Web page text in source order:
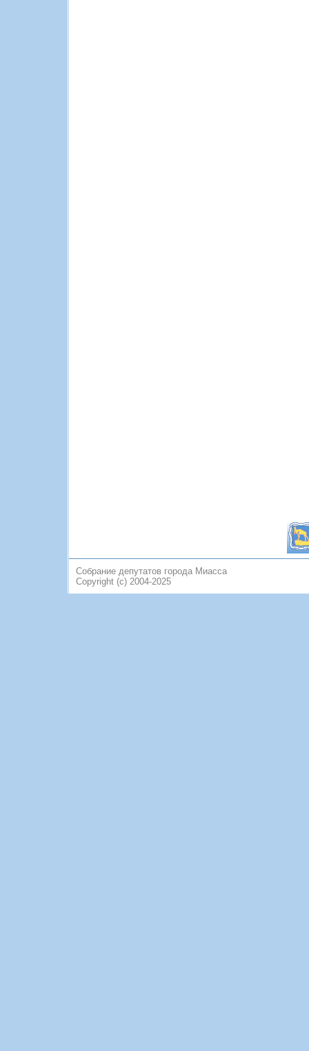
Собрание депутатов города Миасса
Copyright (c) 2004-2025